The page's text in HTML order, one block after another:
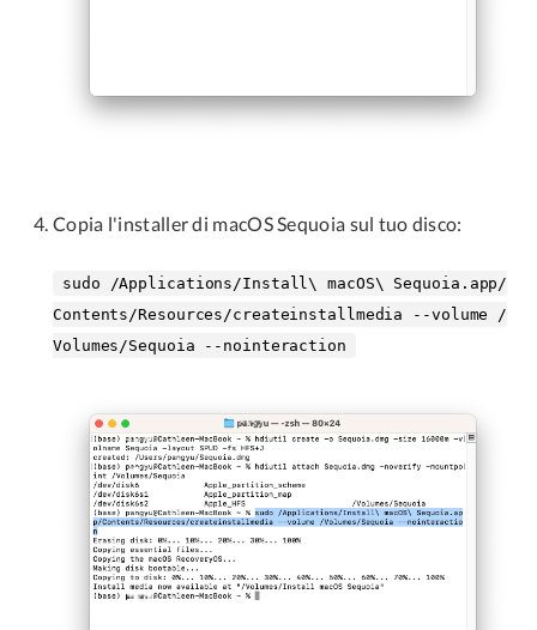
Copia l'installer di macOS Sequoia sul tuo disco:
sudo /Applications/Install\ macOS\ Sequoia.app/
Contents/Resources/createinstallmedia --volume /
Volumes/Sequoia --nointeraction